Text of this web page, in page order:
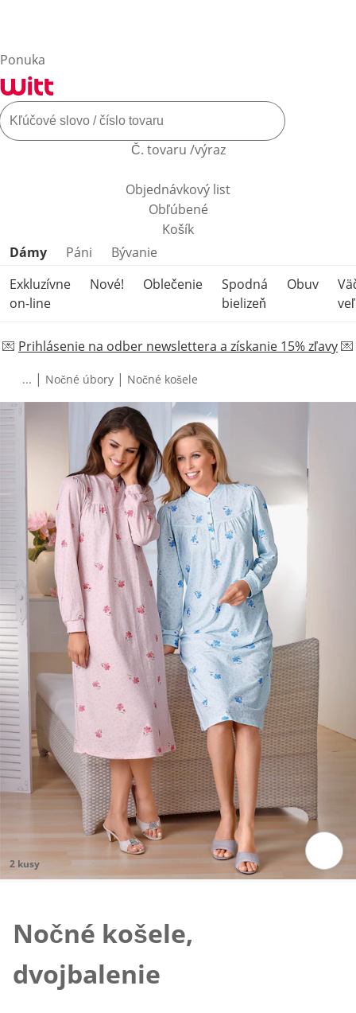
Ponuka
Č. tovaru /výraz
Objednávkový list
Obľúbené
Košík
Preskočiť kategórie produktov
Dámy Páni
Bývanie
Exkluzívne
on-line
Nové! Oblečenie
Spodná
bielizeň
Obuv
💌 Prihlásenie na odber newslettera a získanie 15% zľavy💌
... | Nočné úbory | Nočné košele
2 kusy
Nočné košele,
dvojbalenie